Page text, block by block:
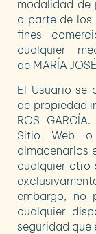
modalidad de
o parte de los
fines
cualquier
de MARÍA
El Usuario se
de propiedad
ROS GARCÍA.
Sitio Web o
almacenarlos
cualquier otro
embargo, no
cualquier
seguridad que